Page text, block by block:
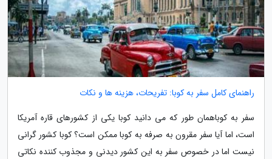
راهنمای کامل سفر به کوبا: تفریحات، هزینه ها و نکات
سفر به کوباهمان طور که می دانید کوبا یکی از کشورهای قاره آمریکا
است، اما آیا سفر مقرون به صرفه به کوبا ممکن است؟ کوبا کشور گرانی
نیست اما در خصوص سفر به این کشور دیدنی و مجذوب کننده نکاتی